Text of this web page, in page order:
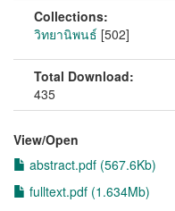
Collections:
วิทยานิพนธ์ [502]
Total Download:
435
View/Open
abstract.pdf (567.6Kb)
fulltext.pdf (1.634Mb)